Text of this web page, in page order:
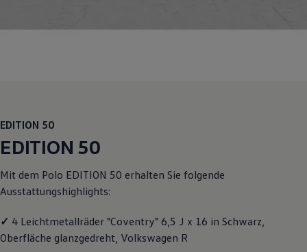
Wallbox und Ladekabel
Digitale Extras
Dienste für Ihr Modell finden
Volkswagen Apps, Login und Shop
Handy und Fahrzeug verbinden
Über Ihr Auto
Vorgängermodelle
Kundeninformationen
EDITION 50
EDITION 50
Mit dem Polo EDITION 50 erhalten Sie folgende
Ausstattungshighlights:
✓ 4 Leichtmetallräder "Coventry" 6,5 J x 16 in Schwarz,
Oberfläche glanzgedreht, Volkswagen R